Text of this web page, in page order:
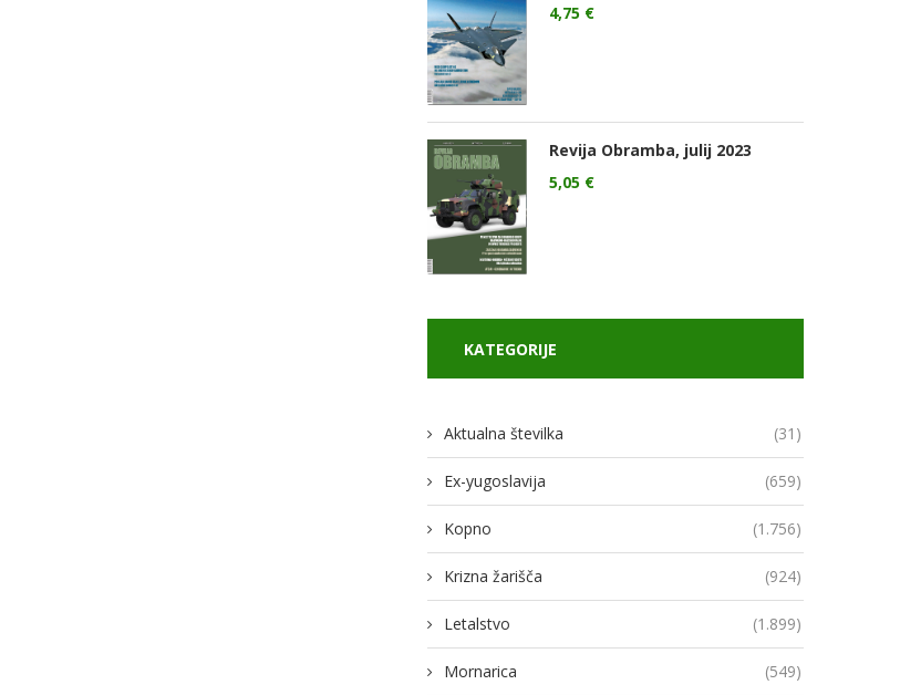
4,75 €
Revija Obramba, julij 2023
5,05 €
KATEGORIJE
Aktualna številka (31)
Ex-yugoslavija (659)
Kopno (1.756)
Krizna žarišča (924)
Letalstvo (1.899)
Mornarica (549)